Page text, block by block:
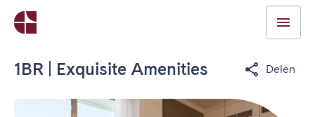
1BR | Exquisite Amenities Delen